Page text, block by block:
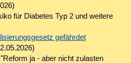
für Diabetes Typ 2 und weitere
gefährdet
ja - aber nicht zulasten